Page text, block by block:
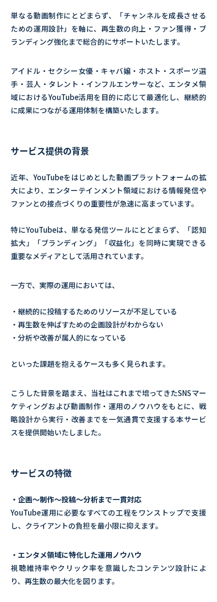
単なる動画制作にとどまらず、「チャンネルを成長させる
ための運用設計」を軸に、再生数の向上・ファン獲得・ブ
ランディング強化まで総合的にサポートいたします。
アイドル・セクシー女優・キャバ嬢・ホスト・スポーツ選
手・芸人・タレント・インフルエンサーなど、エンタメ領
域におけるYouTube活用を目的に応じて最適化し、継続的
に成果につながる運用体制を構築いたします。
サービス提供の背景
近年、YouTubeをはじめとした動画プラットフォームの拡
大により、エンターテインメント領域における情報発信や
ファンとの接点づくりの重要性が急速に高まっています。
特にYouTubeは、単なる発信ツールにとどまらず、「認知
拡大」「ブランディング」「収益化」を同時に実現できる
重要なメディアとして活用されています。
一方で、実際の運用においては、
・継続的に投稿するためのリソースが不足している
・再生数を伸ばすための企画設計がわからない
・分析や改善が属人的になっている
といった課題を抱えるケースも多く見られます。
こうした背景を踏まえ、当社はこれまで培ってきたSNSマー
ケティングおよび動画制作・運用のノウハウをもとに、戦
略設計から実行・改善までを一気通貫で支援する本サービ
スを提供開始いたしました。
サービスの特徴
・企画〜制作〜投稿〜分析まで一貫対応
YouTube運用に必要なすべての工程をワンストップで支援
し、クライアントの負担を最小限に抑えます。
・エンタメ領域に特化した運用ノウハウ
視聴維持率やクリック率を意識したコンテンツ設計によ
り、再生数の最大化を図ります。